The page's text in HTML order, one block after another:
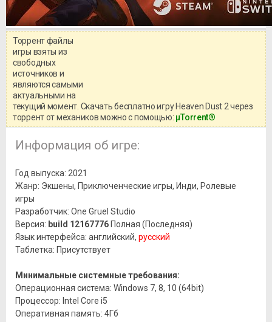
Торрент файлы
игры взяты из
свободных
источников и
являются самыми
актуальными на
текущий момент. Скачать бесплатно игру Heaven Dust 2 через
торрент от механиков можно с помощью: μTorrent®
Информация об игре:
Год выпуска: 2021
Жанр: Экшены, Приключенческие игры, Инди, Ролевые
игры
Разработчик: One Gruel Studio
Версия: build 12167776 Полная (Последняя)
Язык интерфейса: английский, русский
Таблетка: Присутствует
Минимальные системные требования:
Операционная система: Windows 7, 8, 10 (64bit)
Процессор: Intel Core i5
Оперативная память: 4Гб